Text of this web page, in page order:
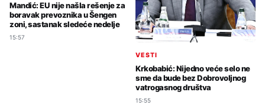
Mandić: EU nije našla rešenje za
boravak prevoznika u Šengen
zoni, sastanak sledeće nedelje
15:57
VESTI
Krkobabić: Nijedno veće selo ne
sme da bude bez Dobrovoljnog
vatrogasnog društva
15:55